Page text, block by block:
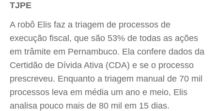
TJPE
A robô Elis faz a triagem de processos de
execução fiscal, que são 53% de todas as ações
em trâmite em Pernambuco. Ela confere dados da
Certidão de Dívida Ativa (CDA) e se o processo
prescreveu. Enquanto a triagem manual de 70 mil
processos leva em média um ano e meio, Elis
analisa pouco mais de 80 mil em 15 dias.